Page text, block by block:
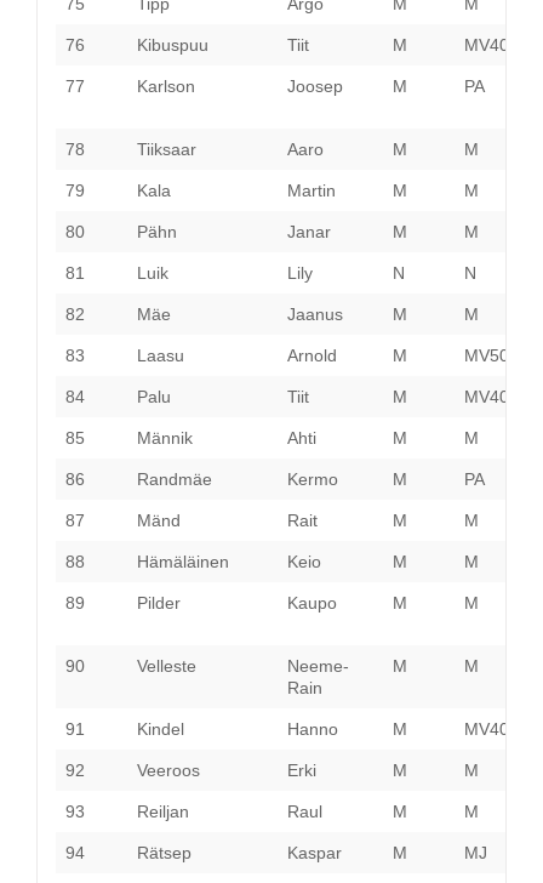
76 Kibuspuu Tiit M MV40
77 Karlson Joosep M PA
78 Tiiksaar Aaro M M
79 Kala Martin M M
80 Pähn Janar M M
81 Luik Lily N N
82 Mäe Jaanus M M
83 Laasu Arnold M MV50
84 Palu Tiit M MV40
85 Männik Ahti M M
86 Randmäe Kermo M PA
87 Mänd Rait M M
88 Hämäläinen Keio M M
89 Pilder Kaupo M M
90 Velleste
Neeme-
Rain
M M
91 Kindel Hanno M MV40
92 Veeroos Erki M M
93 Reiljan Raul M M
94 Rätsep Kaspar M MJ